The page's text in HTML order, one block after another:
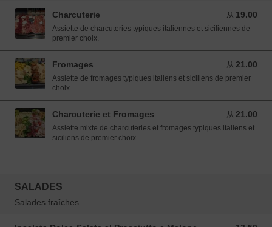
Charcuterie 从 19.00
从 19.00 EUR
Assiette de charcuteries typiques italiennes et siciliennes de
premier choix.
Fromages 从 21.00
从 21.00 EUR
Assiette de fromages typiques italiens et siciliens de premier
choix.
Charcuterie et Fromages 从 21.00
从 21.00 EUR
Assiette mixte de charcuteries et fromages typiques italiens et
siciliens de premier choix.
SALADES
Salades fraîches